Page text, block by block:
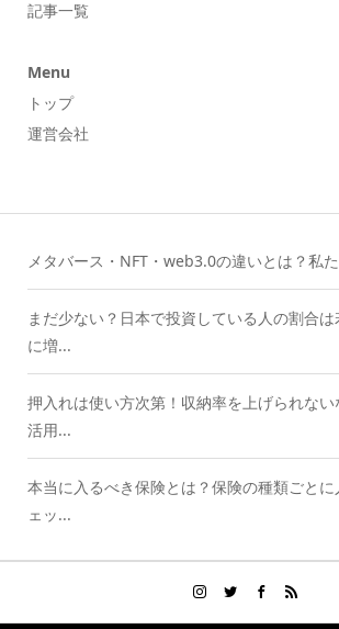
記事一覧
Menu
トップ
運営会社
メタバース・NFT・web3.0の違いとは？私
まだ少ない？日本で投資している人の割合
に増...
押入れは使い方次第！収納率を上げられな
活用...
本当に入るべき保険とは？保険の種類ごと
ェッ...